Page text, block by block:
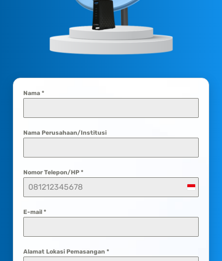
Nama *
Nama Perusahaan/Institusi
Nomor Telepon/HP *
E-mail *
Alamat Lokasi Pemasangan *